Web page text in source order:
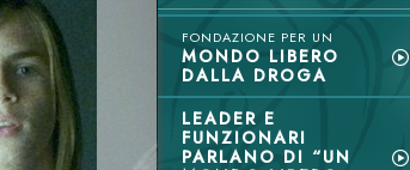
FONDAZIONE PER UN
MONDO LIBERO
DALLA DROGA
LEADER E
FUNZIONARI
PARLANO DI “UN